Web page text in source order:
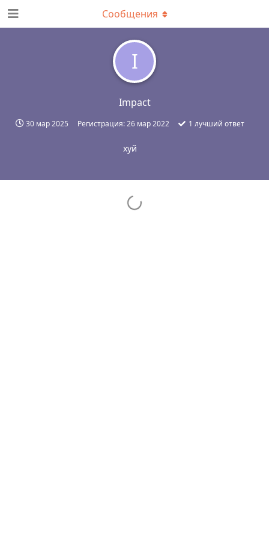
I
Impact
30 мар 2025 Регистрация:26 мар 2022 1 лучший ответ
хуй
Сообщения